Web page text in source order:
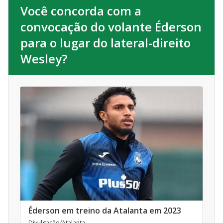
Você concorda com a
convocação do volante Éderson
para o lugar do lateral-direito
Wesley?
Éderson em treino da Atalanta em 2023